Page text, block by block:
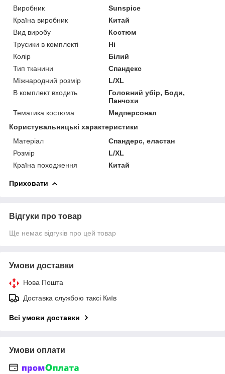
Виробник
Sunspice
Країна виробник
Китай
Вид виробу
Костюм
Трусики в комплекті
Ні
Колір
Білий
Тип тканини
Спандекс
Міжнародний розмір
L/XL
В комплект входить
Головний убір, Боди,
Панчохи
Тематика костюма
Медперсонал
Користувальницькі характеристики
Матеріал
Спандерс, еластан
Розмір
L/XL
Країна походження
Китай
Приховати
Відгуки про товар
Ще немає відгуків про цей товар
Умови доставки
Нова Пошта
Доставка службою таксі Київ
Всі умови доставки
Умови оплати